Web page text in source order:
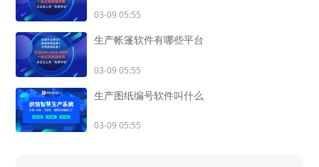
03-09 05:55
生产帐篷软件有哪些平台
03-09 05:55
生产图纸编号软件叫什么
03-09 05:55